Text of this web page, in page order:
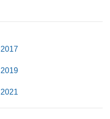
2017
2019
2021